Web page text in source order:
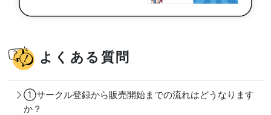
よくある質問
①サークル登録から販売開始までの流れはどうなります
か？